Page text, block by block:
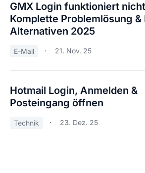
GMX Login funktioniert
Komplette Problemlösung &
Alternativen 2025
E-Mail 21. Nov. 25
Hotmail Login, Anmelden &
Posteingang öffnen
Technik 23. Dez. 25